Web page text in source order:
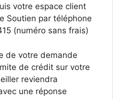
votre espace client
Soutien par téléphone
(numéro sans frais)
de votre demande
de crédit sur votre
reviendra
une réponse